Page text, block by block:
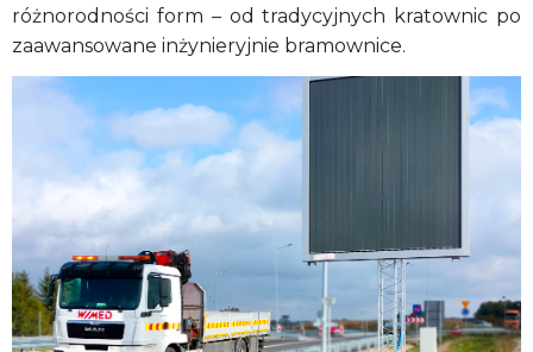
różnorodności form – od tradycyjnych kratownic po
zaawansowane inżynieryjnie bramownice.